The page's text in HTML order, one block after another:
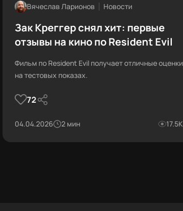
Вячеслав Ларионов Новости
Зак Креггер снял хит: первые
отзывы на кино по Resident Evil
Фильм по Resident Evil получает отличные оценки
на тестовых показах.
72
04.04.2026 2 мин 17.5К